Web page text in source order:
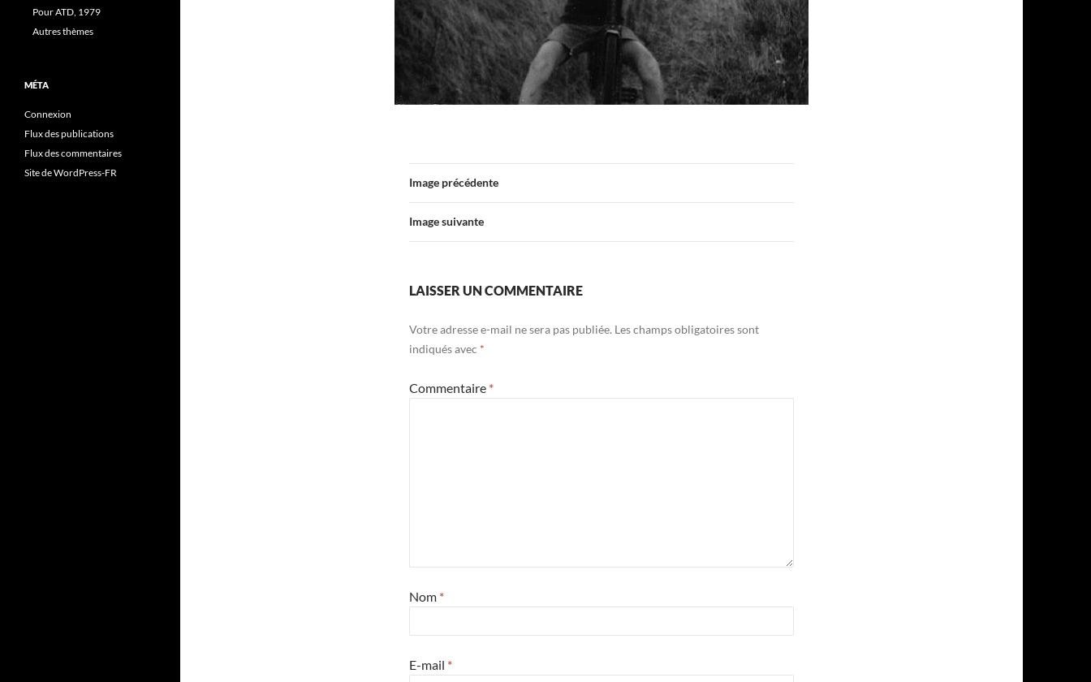
Image précédente
Image suivante
LAISSER UN COMMENTAIRE
Votre adresse e-mail ne sera pas publiée. Les champs obligatoires sont
indiqués avec *
Commentaire *
Nom *
E-mail *
Pour ATD, 1979
Autres thèmes
MÉTA
Connexion
Flux des publications
Flux des commentaires
Site de WordPress-FR